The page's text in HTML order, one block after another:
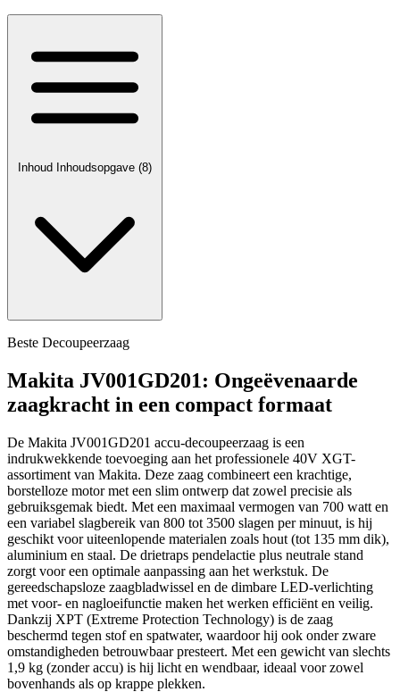
Inhoud Inhoudsopgave (8)
Beste Decoupeerzaag
Makita JV001GD201: Ongeëvenaarde
zaagkracht in een compact formaat
De Makita JV001GD201 accu-decoupeerzaag is een
indrukwekkende toevoeging aan het professionele 40V XGT-
assortiment van Makita. Deze zaag combineert een krachtige,
borstelloze motor met een slim ontwerp dat zowel precisie als
gebruiksgemak biedt. Met een maximaal vermogen van 700 watt en
een variabel slagbereik van 800 tot 3500 slagen per minuut, is hij
geschikt voor uiteenlopende materialen zoals hout (tot 135 mm dik),
aluminium en staal. De drietraps pendelactie plus neutrale stand
zorgt voor een optimale aanpassing aan het werkstuk. De
gereedschapsloze zaagbladwissel en de dimbare LED-verlichting
met voor- en nagloeifunctie maken het werken efficiënt en veilig.
Dankzij XPT (Extreme Protection Technology) is de zaag
beschermd tegen stof en spatwater, waardoor hij ook onder zware
omstandigheden betrouwbaar presteert. Met een gewicht van slechts
1,9 kg (zonder accu) is hij licht en wendbaar, ideaal voor zowel
bovenhands als op krappe plekken.